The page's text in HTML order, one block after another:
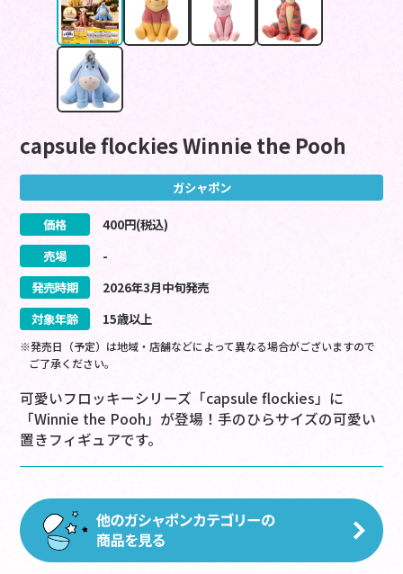
capsule flockies Winnie the Pooh
ガシャポン
価格 400円(税込)
売場
-
発売時期
2026年3月中旬発売
対象年齢
15歳以上
※発売日（予定）は地域・店舗などによって異なる場合がございますので
ご了承ください。
可愛いフロッキーシリーズ「capsule flockies」に
「Winnie the Pooh」が登場！手のひらサイズの可愛い
置きフィギュアです。